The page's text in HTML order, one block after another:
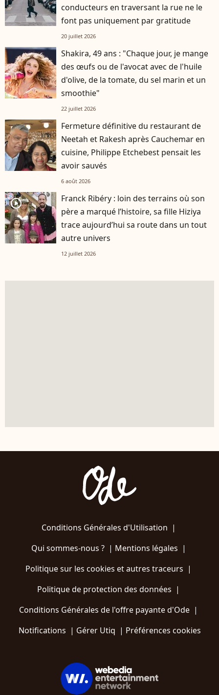
conducteurs en traversant la rue ne le
font pas uniquement par gratitude
20 juillet 2026
Shakira, 49 ans : "Chaque jour, je mange
des œufs ou de l'avocat avec de l'huile
d'olive, de la tomate, du sel marin et un
smoothie"
22 juillet 2026
Fermeture définitive du restaurant de
Neetah et Rakesh après Cauchemar en
cuisine, Philippe Etchebest pensait les
avoir sauvés
6 août 2026
player2
Franck Ribéry : loin des terrains où son
père a marqué l’histoire, sa fille Hiziya
trace aujourd’hui sa route dans un tout
autre univers
12 juillet 2026
Conditions Générales d'Utilisation |
Qui sommes-nous ?| Mentions légales |
Politique sur les cookies et autres traceurs |
Politique de protection des données |
Conditions Générales de l'offre payante d'Ode |
Notifications | Gérer Utiq | Préférences cookies